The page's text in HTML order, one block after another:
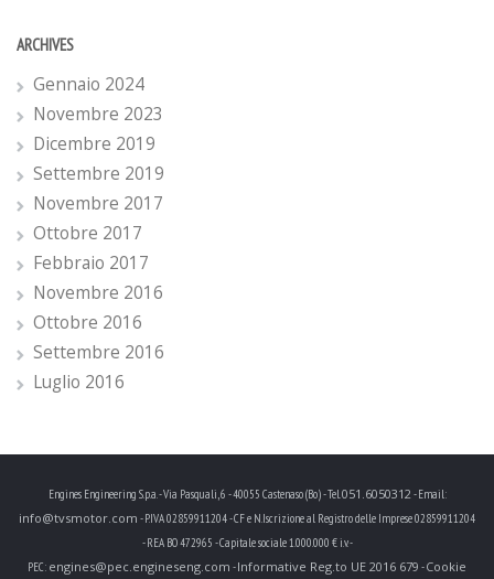
ARCHIVES
Gennaio 2024
Novembre 2023
Dicembre 2019
Settembre 2019
Novembre 2017
Ottobre 2017
Febbraio 2017
Novembre 2016
Ottobre 2016
Settembre 2016
Luglio 2016
Engines Engineering S.p.a. - Via Pasquali, 6 - 40055 Castenaso (Bo) - Tel. 051.6050312 - Email:
info@tvsmotor.com - P.IVA 02859911204 - CF e N.Iscrizione al Registro delle Imprese 02859911204
- REA BO 472965 - Capitale sociale 1.000.000 € i.v. -
PEC: engines@pec.engineseng.com -Informative Reg.to UE 2016 679 -Cookie